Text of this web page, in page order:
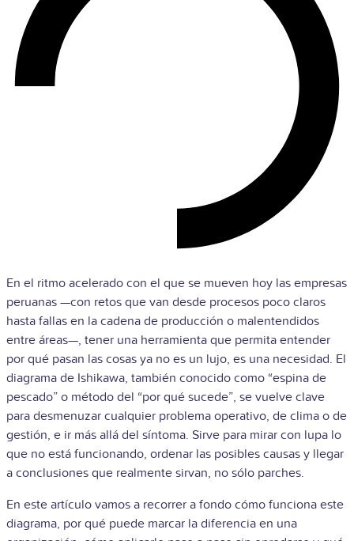
En el ritmo acelerado con el que se mueven hoy las empresas
peruanas —con retos que van desde procesos poco claros
hasta fallas en la cadena de producción o malentendidos
entre áreas—, tener una herramienta que permita entender
por qué pasan las cosas ya no es un lujo, es una necesidad. El
diagrama de Ishikawa, también conocido como “espina de
pescado” o método del “por qué sucede”, se vuelve clave
para desmenuzar cualquier problema operativo, de clima o de
gestión, e ir más allá del síntoma. Sirve para mirar con lupa lo
que no está funcionando, ordenar las posibles causas y llegar
a conclusiones que realmente sirvan, no sólo parches.
En este artículo vamos a recorrer a fondo cómo funciona este
diagrama, por qué puede marcar la diferencia en una